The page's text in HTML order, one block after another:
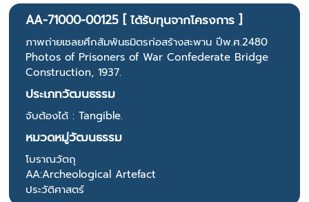
AA-71000-00125 [ ได้รับทุนจากโครงการ ]
ภาพถ่ายเชลยศึกสัมพันธมิตรก่อสร้างสะพาน ปีพ.ศ.2480
Photos of Prisoners of War Confederate Bridge
Construction, 1937.
ประเภทวัฒนธรรม
จับต้องได้ : Tangible.
หมวดหมู่วัฒนธรรม
โบราณวัตถุ
AA:Archeological Artefact
ประวัติศาสตร์